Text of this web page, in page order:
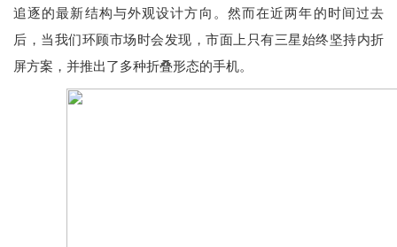
追逐的最新结构与外观设计方向。然而在近两年的时间过去
后，当我们环顾市场时会发现，市面上只有三星始终坚持内折
屏方案，并推出了多种折叠形态的手机。